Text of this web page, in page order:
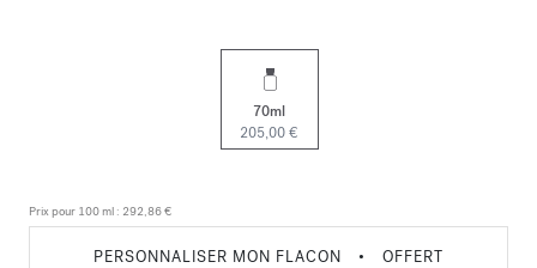
70ml
205,00 €
Prix pour 100 ml : 292,86 €
PERSONNALISER MON FLACON • OFFERT